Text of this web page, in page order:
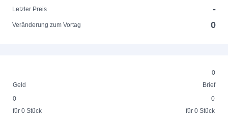
Letzter Preis
-
Veränderung zum Vortag 0
0
Geld
Brief
0
für 0 Stück
0
für 0 Stück